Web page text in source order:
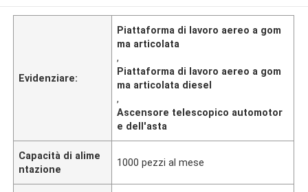
Evidenziare:
Piattaforma di lavoro aereo a gom
ma articolata
,
Piattaforma di lavoro aereo a gom
ma articolata diesel
,
Ascensore telescopico automotor
e dell'asta
Capacità di alime
ntazione
1000 pezzi al mese